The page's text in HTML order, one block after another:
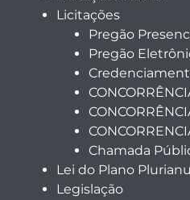
Licitações
Pregão
Pregão
Chamada
Lei do Plano
Legislação